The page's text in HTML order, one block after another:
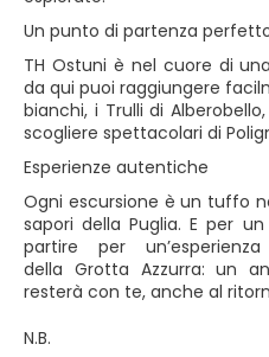
Un punto di partenza
TH Ostuni è nel cuore di
da qui puoi raggiungere
bianchi, i Trulli di
scogliere spettacolari di
Esperienze autentiche
Ogni escursione è un tuffo
sapori della Puglia. E per
partire per
della Grotta Azzurra: un
resterà con te, anche al
N.B.